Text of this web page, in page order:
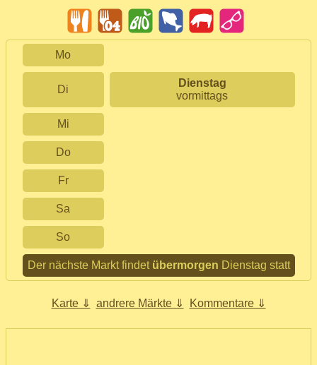
Mo
Di
Dienstag
vormittags
Mi
Do
Fr
Sa
So
Der nächste Markt findet übermorgen Dienstag statt
Karte ⇓ andrere Märkte ⇓ Kommentare ⇓